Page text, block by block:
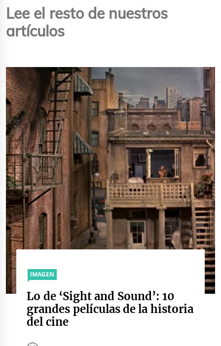
Lee el resto de nuestros
artículos
IMAGEN
Lo de ‘Sight and Sound’: 10
grandes películas de la historia
del cine